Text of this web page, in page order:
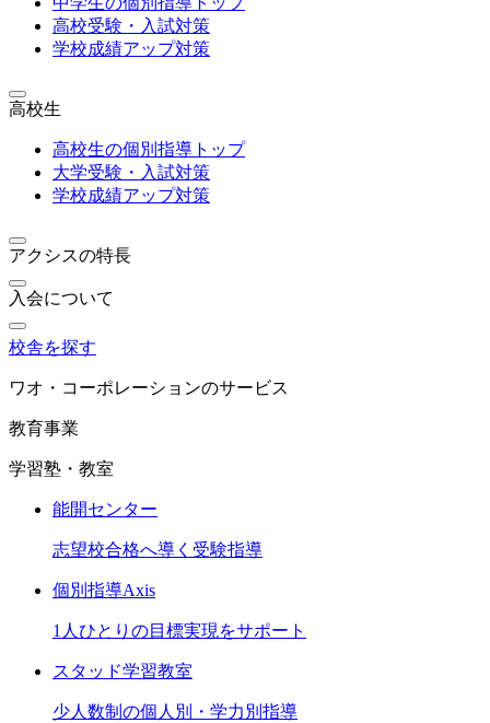
高校受験・入試対策
学校成績アップ対策
高校生
高校生の個別指導トップ
大学受験・入試対策
学校成績アップ対策
アクシスの特長
入会について
校舎を探す
ワオ・コーポレーションのサービス
教育事業
学習塾・教室
能開センター
志望校合格へ導く受験指導
個別指導Axis
1人ひとりの目標実現をサポート
スタッド学習教室
少人数制の個人別・学力別指導